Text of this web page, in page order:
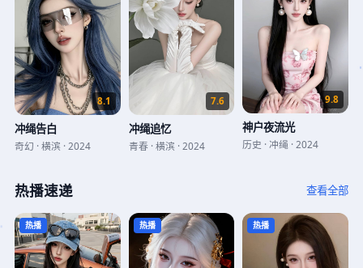
8.1
冲绳告白
奇幻 ·横滨 ·2024
7.6
冲绳追忆
青春 ·横滨 · 2024
9.8
神户夜流光
历史 ·冲绳 ·2024
热播速递 查看全部
热播 热播 热播